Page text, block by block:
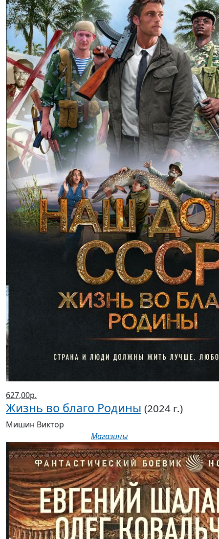
627,00р.
Жизнь во благо Родины (2024 г.)
Мишин Виктор
Магазины